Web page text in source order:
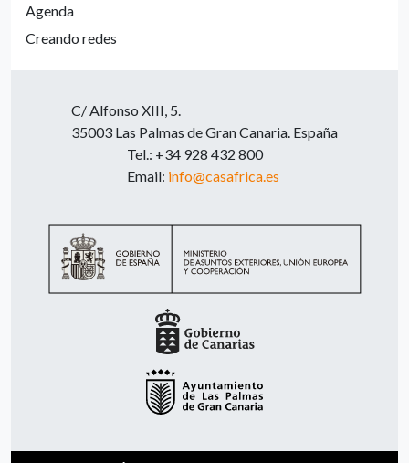
Agenda
Creando redes
C/ Alfonso XIII, 5.
35003 Las Palmas de Gran Canaria. España
Tel.: +34 928 432 800
Email: info@casafrica.es